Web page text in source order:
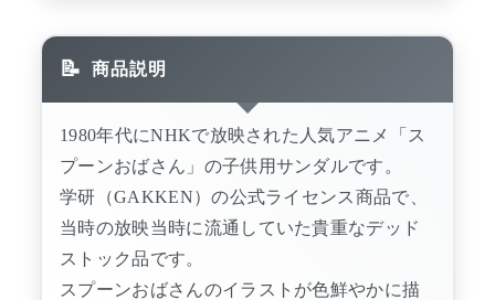
商品説明
1980年代にNHKで放映された人気アニメ「ス
プーンおばさん」の子供用サンダルです。
学研（GAKKEN）の公式ライセンス商品で、
当時の放映当時に流通していた貴重なデッド
ストック品です。
スプーンおばさんのイラストが色鮮やかに描